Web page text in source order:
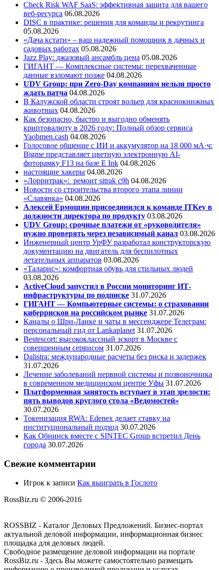
Check Risk WAF SaaS: эффективная защита для вашего
веб-ресурса 06.08.2026
DISC в практике: решения для команды и рекрутинга
05.08.2026
«Дача кстати» – ваш надежный помощник в дачных и
садовых работах 05.08.2026
Jazz Play: джазовый ансамбль цена 05.08.2026
ГИГАНТ — Комплексные системы: перехваченные
данные взломают позже 04.08.2026
UDV Group: при Zero-Day компаниям нельзя просто
ждать патча 04.08.2026
В Калужской области строят вольер для краснокнижных
животных 04.08.2026
Как безопасно, быстро и выгодно обменять
криптовалюту в 2026 году: Полный обзор сервиса
Yaobmen.cash 04.08.2026
Голосовое общение с ИИ и аккумулятор на 18 000 мА·ч:
Bigme представляет цветную электронную AI-
фоторамку F13 на базе E Ink 04.08.2026
настоящие хакеры 04.08.2026
«Лорритрак»: ремонт sitrak c9h 04.08.2026
Новости со строительства второго этапа линии
«Славянка» 04.08.2026
Алексей Ермошин присоединился к команде ITKey в
должности директора по продукту 03.08.2026
UDV Group: срочные платежи от «руководителя»
нужно проверять через независимый канал 03.08.2026
Инженерный центр УрФУ разработал конструкторскую
документацию на двигатель для беспилотных
летательных аппаратов 03.08.2026
«Таларис»: комфортная обувь для стильных людей
03.08.2026
ActiveCloud запустил в России мониторинг ИТ-
инфраструктуры по подписке 31.07.2026
ГИГАНТ — Компьютерные системы: о страховании
киберрисков на российском рынке 31.07.2026
Каналы о Шри-Ланке и чаты в мессенджере Телеграм:
персональный гид от Lankaplanet 31.07.2026
Bestescort: высококлассный эскорт в Москве с
совершенным сервисом 31.07.2026
Dalistra: международные расчеты без риска и задержек
31.07.2026
Лечение заболеваний нервной системы и позвоночника
в современном медицинском центре Уфы 31.07.2026
Платформенная занятость вступает в этап зрелости:
пять выводов круглого стола «Ведомостей»
30.07.2026
Токенизация RWA: Edenex делает ставку на
институциональный подход 30.07.2026
Как Обнинск вместе с SINTEC Group встретил День
города 30.07.2026
Свежие комментарии
Игрок к записи Как выиграть в Гослото
RossBiz.ru © 2006-2016
ROSSBIZ - Каталог Деловых Предложений. Бизнес-портал
актуальной деловой информации, информационная бизнес
площадка для деловых людей.
Свободное размещение деловой информации на портале
RossBiz.ru - Здесь Вы можете самостоятельно размещать